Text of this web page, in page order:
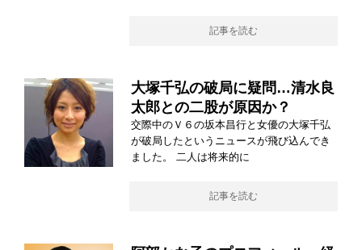
記事を読む
大塚千弘の破局に疑問…清水良
太郎との二股が原因か？
交際中のＶ６の坂本昌行と女優の大塚千弘
が破局したというニュースが飛び込んでき
ました。 二人は将来的に
記事を読む